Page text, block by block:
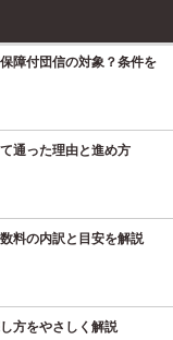
障付団信の対象？条件を
通った理由と進め方
料の内訳と目安を解説
方をやさしく解説